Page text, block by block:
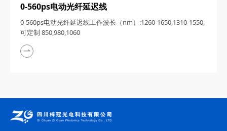
0-560ps电动光纤延迟线
0-560ps电动光纤延迟线工作波长（nm）:1260-1650,1310-1550,
可定制 850,980,1060